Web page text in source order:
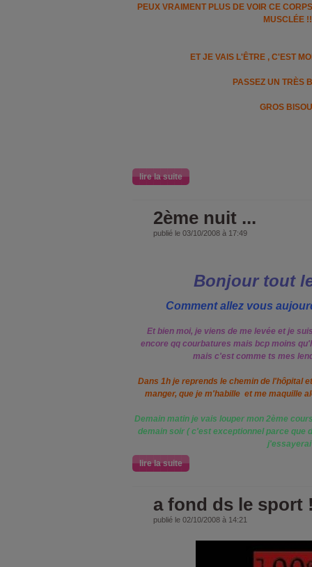
PEUX VRAIMENT PLUS DE VOIR CE
MUSCLÉE
ET JE VAIS L'ÊTRE , C'EST
PASSEZ UN TRÈS
GROS
lire la suite
2ème nuit ...
publié le 03/10/2008 à 17:49
Bonjour tout
Comment allez vous
Et bien moi, je viens de me levée et je
encore qq courbatures mais bcp moins
mais c'est comme ts mes
Dans 1h je reprends le chemin de l'hôpital
manger, que je m'habille et me maquille
Demain matin je vais louper mon 2ème
demain soir ( c'est exceptionnel parce que
j'essayerai
lire la suite
a fond ds le sport
publié le 02/10/2008 à 14:21